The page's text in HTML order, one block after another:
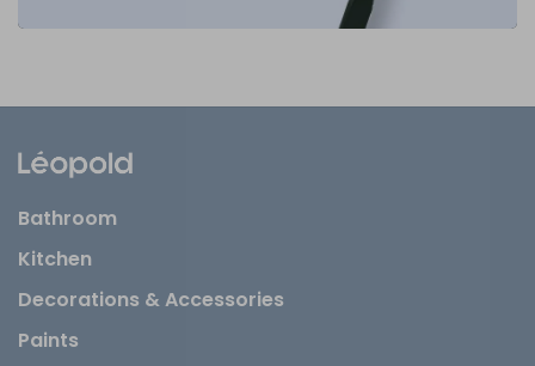
Bathroom
Kitchen
Decorations & Accessories
Paints